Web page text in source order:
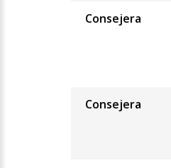
Consejera
Consejera